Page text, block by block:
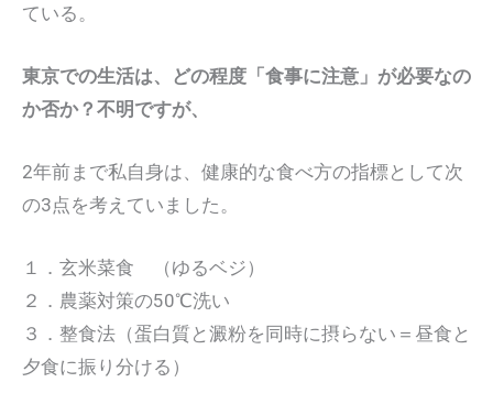
ている。
東京での生活は、どの程度「食事に注意」が必要なの
か否か？不明ですが、
2年前まで私自身は、健康的な食べ方の指標として次
の3点を考えていました。
１．玄米菜食 （ゆるベジ）
２．農薬対策の50℃洗い
３．整食法（蛋白質と澱粉を同時に摂らない＝昼食と
夕食に振り分ける）